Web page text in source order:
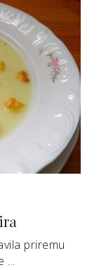
priremu
...